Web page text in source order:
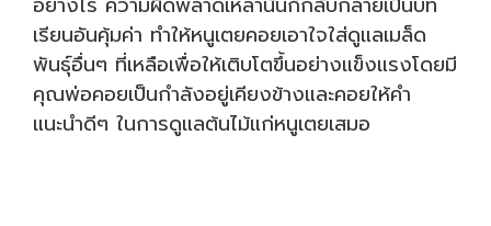
เรียนอันคุ้มค่า ทำให้หนูเตยคอยเอาใจใส่ดูแลเมล็ด
พันธุ์อื่นๆ ที่เหลือเพื่อให้เติบโตขึ้นอย่างแข็งแรงโดยมี
คุณพ่อคอยเป็นกำลังอยู่เคียงข้างและคอยให้คำ
แนะนำดีๆ ในการดูแลต้นไม้แก่หนูเตยเสมอ